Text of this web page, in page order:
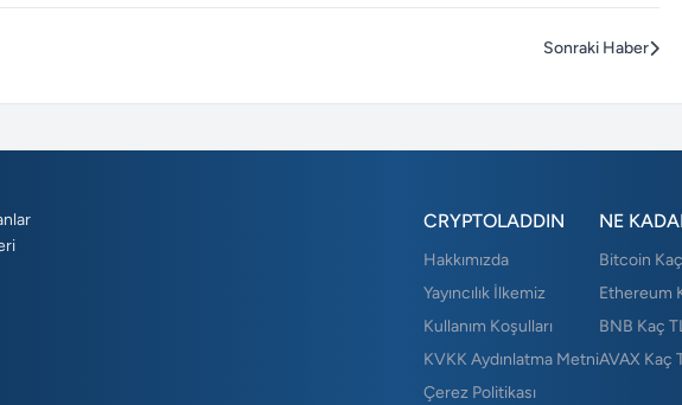
Sonraki Haber
CRYPTOLADDIN
Hakkımızda
Yayıncılık İlkemiz
Kullanım Koşulları
KVKK Aydınlatma Metni
Çerez Politikası
NE
Bitcoin
Ethereum
BNB Kaç
AVAX Kaç